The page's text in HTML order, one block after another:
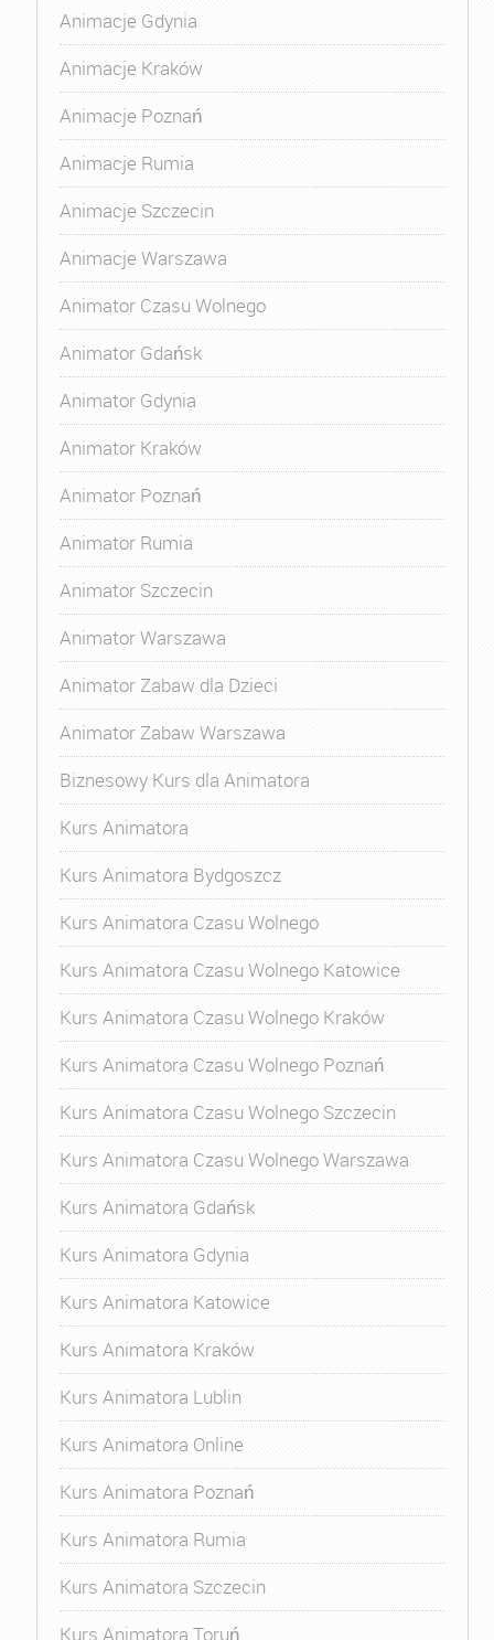
Animacje Gdynia
Animacje Kraków
Animacje Poznań
Animacje Rumia
Animacje Szczecin
Animacje Warszawa
Animator Czasu Wolnego
Animator Gdańsk
Animator Gdynia
Animator Kraków
Animator Poznań
Animator Rumia
Animator Szczecin
Animator Warszawa
Animator Zabaw dla Dzieci
Animator Zabaw Warszawa
Biznesowy Kurs dla Animatora
Kurs Animatora
Kurs Animatora Bydgoszcz
Kurs Animatora Czasu Wolnego
Kurs Animatora Czasu Wolnego Katowice
Kurs Animatora Czasu Wolnego Kraków
Kurs Animatora Czasu Wolnego Poznań
Kurs Animatora Czasu Wolnego Szczecin
Kurs Animatora Czasu Wolnego Warszawa
Kurs Animatora Gdańsk
Kurs Animatora Gdynia
Kurs Animatora Katowice
Kurs Animatora Kraków
Kurs Animatora Lublin
Kurs Animatora Online
Kurs Animatora Poznań
Kurs Animatora Rumia
Kurs Animatora Szczecin
Kurs Animatora Toruń